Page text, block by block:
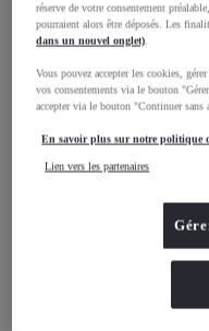
Consommation mixte
Émissions CO2
Performances
Vitesse maximale
Accélération 0-100km/h
réserve de votre consentement
pourraient alors être déposés. Les
dans un nouvel onglet).
Vous pouvez accepter les cookies,
vos consentements via le bouton
accepter via le bouton "Continuer sans
En savoir plus sur notre politique
Lien vers les partenaires